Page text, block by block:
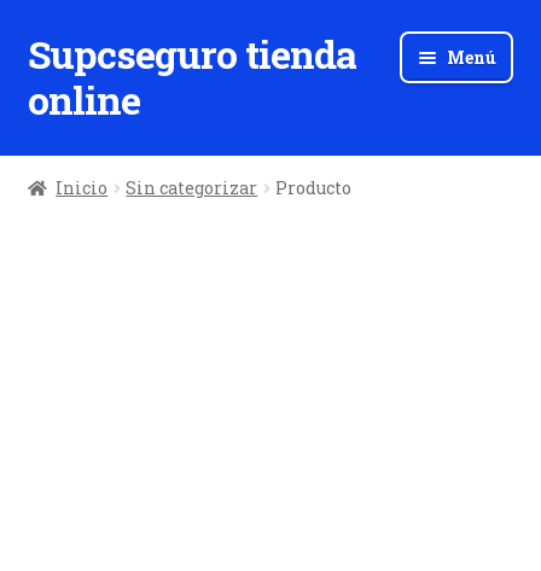
Ir
a
la
Ir
al
contenido
Supcseguro tienda
online
Menú
Inicio Sin categorizar Producto